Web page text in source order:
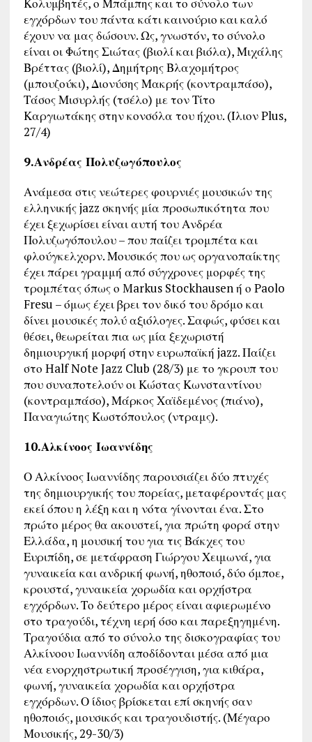
εγχόρδων του πάντα κάτι καινούριο και καλό
έχουν να μας δώσουν. Ως, γνωστόν, το σύνολο
είναι οι Φώτης Σιώτας (βιολί και βιόλα), Μιχάλης
Βρέττας (βιολί), Δημήτρης Βλαχομήτρος
(μπουζούκι), Διονύσης Μακρής (κοντραμπάσο),
Τάσος Μισυρλής (τσέλο) με τον Τίτο
Καργιωτάκης στην κονσόλα του ήχου. (Ίλιον Plus,
27/4)
9.Ανδρέας Πολυζωγόπουλος
Ανάμεσα στις νεώτερες φουρνιές μουσικών της
ελληνικής jazz σκηνής μία προσωπικότητα που
έχει ξεχωρίσει είναι αυτή του Ανδρέα
Πολυζωγόπουλου – που παίζει τρομπέτα και
φλούγκελχορν. Μουσικός που ως οργανοπαίκτης
έχει πάρει γραμμή από σύγχρονες μορφές της
τρομπέτας όπως ο Markus Stockhausen ή ο Paolo
Fresu – όμως έχει βρει τον δικό του δρόμο και
δίνει μουσικές πολύ αξιόλογες. Σαφώς, φύσει και
θέσει, θεωρείται πια ως μία ξεχωριστή
δημιουργική μορφή στην ευρωπαϊκή jazz. Παίζει
στο Half Note Jazz Club (28/3) με το γκρουπ του
που συναποτελούν οι Κώστας Κωνσταντίνου
(κοντραμπάσο), Μάρκος Χαϊδεμένος (πιάνο),
Παναγιώτης Κωστόπουλος (ντραμς).
10.Αλκίνοος Ιωαννίδης
Ο Αλκίνοος Ιωαννίδης παρουσιάζει δύο πτυχές
της δημιουργικής του πορείας, μεταφέροντάς μας
εκεί όπου η λέξη και η νότα γίνονται ένα. Στο
πρώτο μέρος θα ακουστεί, για πρώτη φορά στην
Ελλάδα, η μουσική του για τις Βάκχες του
Ευριπίδη, σε μετάφραση Γιώργου Χειμωνά, για
γυναικεία και ανδρική φωνή, ηθοποιό, δύο όμποε,
κρουστά, γυναικεία χορωδία και ορχήστρα
εγχόρδων. Το δεύτερο μέρος είναι αφιερωμένο
στο τραγούδι, τέχνη ιερή όσο και παρεξηγημένη.
Τραγούδια από το σύνολο της δισκογραφίας του
Αλκίνοου Ιωαννίδη αποδίδονται μέσα από μια
νέα ενορχηστρωτική προσέγγιση, για κιθάρα,
φωνή, γυναικεία χορωδία και ορχήστρα
εγχόρδων. Ο ίδιος βρίσκεται επί σκηνής σαν
ηθοποιός, μουσικός και τραγουδιστής. (Μέγαρο
Μουσικής, 29-30/3)